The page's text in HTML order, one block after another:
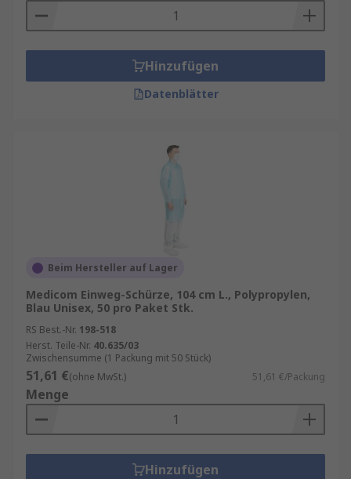
Hinzufügen
Datenblätter
Beim Hersteller auf Lager
Medicom Einweg-Schürze, 104 cm L., Polypropylen,
Blau Unisex, 50 pro Paket Stk.
RS Best.-Nr. 198-518
Herst. Teile-Nr. 40.635/03
Zwischensumme (1 Packung mit 50 Stück)
51,61 €(ohne MwSt.) 51,61 €/Packung
Menge
Hinzufügen